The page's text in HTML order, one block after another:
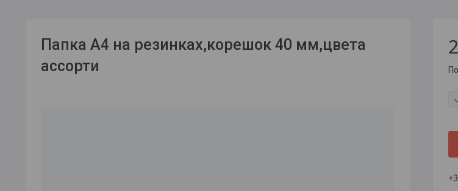
Папка А4 на резинках,корешок 40 мм,цвета
ассорти